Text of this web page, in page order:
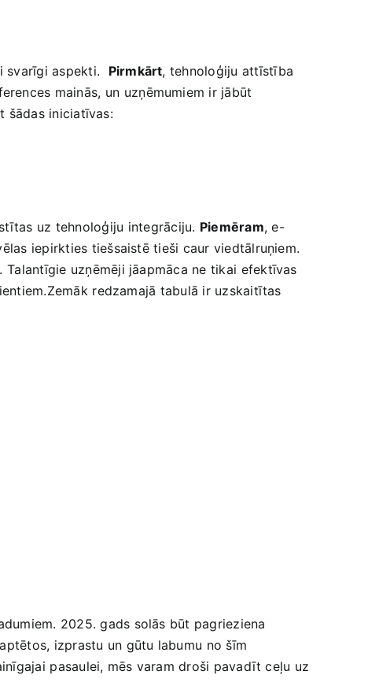
svarīgi aspekti. Pirmkārt, tehnoloģiju attīstība
mainās, ⁣un⁢ uzņēmumiem ir jābūt
šādas iniciatīvas:
uz‌ tehnoloģiju⁣ integrāciju. Piemēram, ⁤e-
iepirkties​ tiešsaistē ​tieši caur viedtālruņiem.
uzņēmēji‌ jāapmāca​ ne tikai⁤ efektīvas
redzamajā ‌tabulā ir uzskaitītas
2025. gads solās ‌būt‌ pagrieziena
‌izprastu​ un gūtu‌ labumu ⁤no šīm
pasaulei, mēs varam droši pavadīt ceļu uz